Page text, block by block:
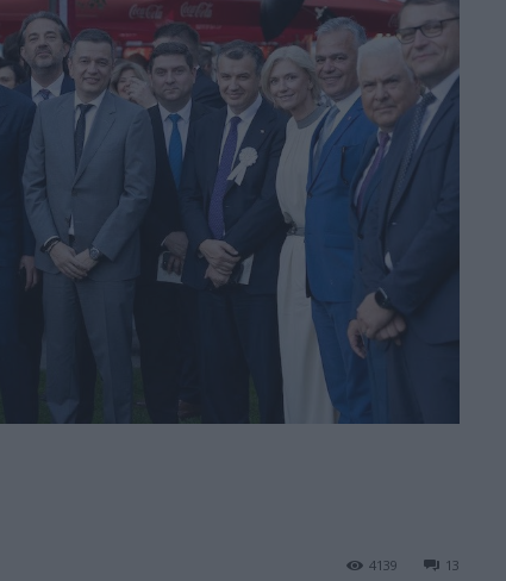
13
4139